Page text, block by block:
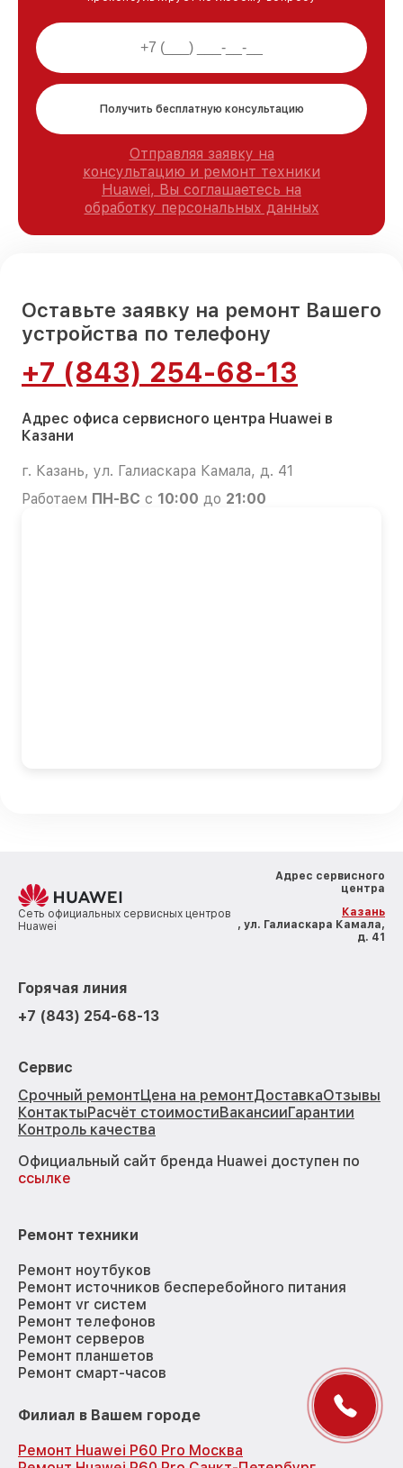
Получить бесплатную консультацию
Отправляя заявку на
консультацию и ремонт техники
Huawei, Вы соглашаетесь на
обработку персональных данных
Оставьте заявку на ремонт Вашего
устройства по телефону
+7 (843) 254-68-13
Адрес офиса сервисного центра Huawei в
Казани
г. Казань, ул. Галиаскара Камала, д. 41
Работаем ПН-ВС с 10:00 до 21:00
Сеть официальных сервисных центров
Huawei
Адрес сервисного
центра
Казань
, ул. Галиаскара Камала,
д. 41
Горячая линия
+7 (843) 254-68-13
Сервис
Срочный ремонтЦена на ремонтДоставкаОтзывы
КонтактыРасчёт стоимостиВакансииГарантии
Контроль качества
Официальный сайт бренда Huawei доступен по
ссылке
Ремонт техники
Ремонт ноутбуков
Ремонт источников бесперебойного питания
Ремонт vr систем
Ремонт телефонов
Ремонт серверов
Ремонт планшетов
Ремонт смарт-часов
Филиал в Вашем городе
Ремонт Huawei P60 Pro Москва